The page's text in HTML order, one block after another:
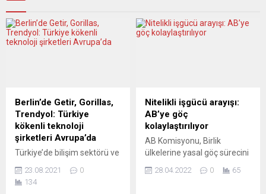
Berlin’de Getir, Gorillas,
Trendyol: Türkiye
kökenli teknoloji
şirketleri Avrupa’da
Türkiye’de bilişim sektörü ve
yükselen yeni bir girişimciler
kuşağı oluştu. Algoritmaları
23.08.2021
0
134
Nitelikli işgücü arayışı:
AB’ye göç
kolaylaştırılıyor
AB Komisyonu, Birlik
ülkelerine yasal göç sürecini
önlemler paketini tanıttı.
28.04.2022 0 65